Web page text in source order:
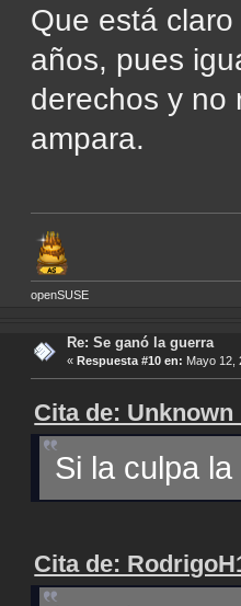
Que está
años, pues
derechos y no
ampara.
openSUSE
Re: Se ganó la guerra
« Respuesta #10 en: Mayo 12,
Cita de:
Si la culpa
Cita de: